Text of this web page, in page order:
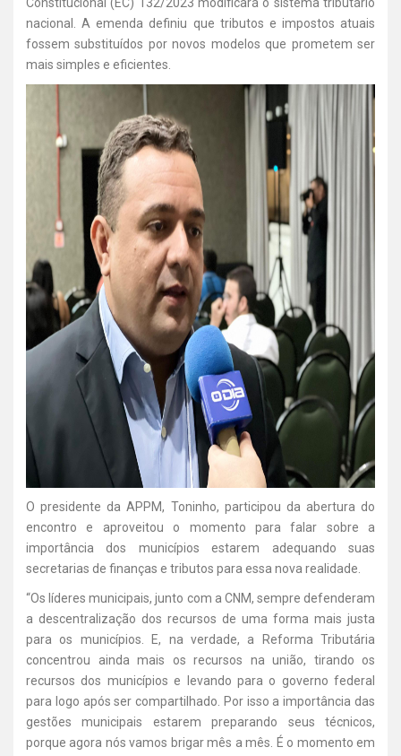
nacional. A emenda definiu que tributos e impostos atuais
fossem substituídos por novos modelos que prometem ser
mais simples e eficientes.
O presidente da APPM, Toninho, participou da abertura do
encontro e aproveitou o momento para falar sobre a
importância dos municípios estarem adequando suas
secretarias de finanças e tributos para essa nova realidade.
“Os líderes municipais, junto com a CNM, sempre defenderam
a descentralização dos recursos de uma forma mais justa
para os municípios. E, na verdade, a Reforma Tributária
concentrou ainda mais os recursos na união, tirando os
recursos dos municípios e levando para o governo federal
para logo após ser compartilhado. Por isso a importância das
gestões municipais estarem preparando seus técnicos,
porque agora nós vamos brigar mês a mês. É o momento em